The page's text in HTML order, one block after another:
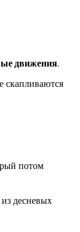
движения.
скапливаются
потом
из десневых